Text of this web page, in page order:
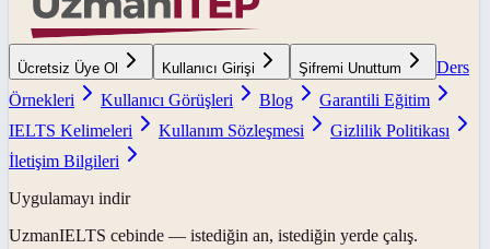
Ücretsiz Üye Ol Kullanıcı Girişi Şifremi Unuttum
Ders
Örnekleri
Kullanıcı Görüşleri Blog
Garantili Eğitim
IELTS Kelimeleri
Kullanım Sözleşmesi
Gizlilik Politikası
İletişim Bilgileri
Uygulamayı indir
UzmanIELTS cebinde — istediğin an, istediğin yerde çalış.